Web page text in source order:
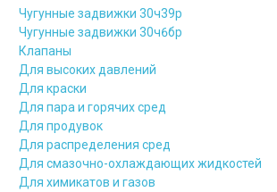
Чугунные задвижки 30ч39р
Чугунные задвижки 30ч6бр
Клапаны
Для высоких давлений
Для краски
Для пара и горячих сред
Для продувок
Для распределения сред
Для смазочно-охлаждающих жидкостей
Для химикатов и газов